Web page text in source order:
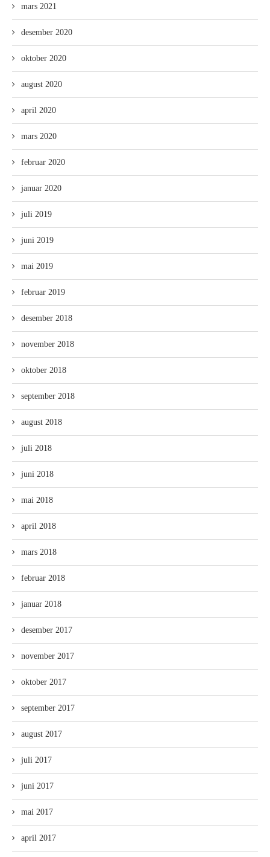
mars 2021
desember 2020
oktober 2020
august 2020
april 2020
mars 2020
februar 2020
januar 2020
juli 2019
juni 2019
mai 2019
februar 2019
desember 2018
november 2018
oktober 2018
september 2018
august 2018
juli 2018
juni 2018
mai 2018
april 2018
mars 2018
februar 2018
januar 2018
desember 2017
november 2017
oktober 2017
september 2017
august 2017
juli 2017
juni 2017
mai 2017
april 2017